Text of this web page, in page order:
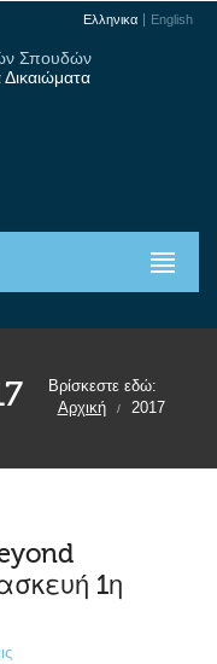
Ελληνικα English
Σπουδών
Βρίσκεστε εδώ:
Αρχική
/ 2017
1η